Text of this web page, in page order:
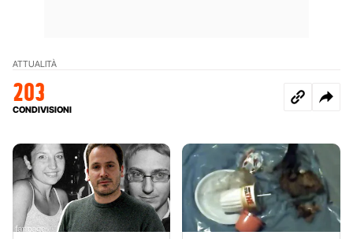
ATTUALITÀ
203
CONDIVISIONI